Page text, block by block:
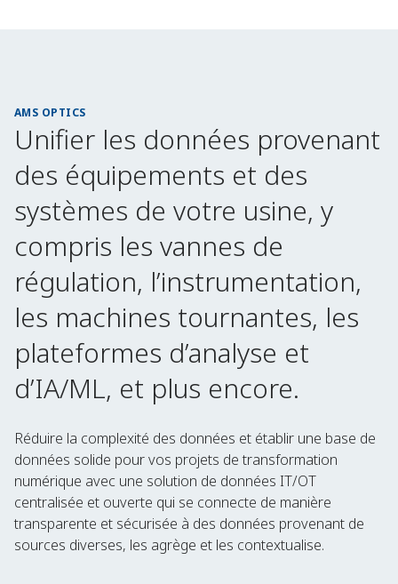
AMS OPTICS
Unifier les données provenant
des équipements et des
systèmes de votre usine, y
compris les vannes de
régulation, l’instrumentation,
les machines tournantes, les
plateformes d’analyse et
d’IA/ML, et plus encore.
Réduire la complexité des données et établir une base de
données solide pour vos projets de transformation
numérique avec une solution de données IT/OT
centralisée et ouverte qui se connecte de manière
transparente et sécurisée à des données provenant de
sources diverses, les agrège et les contextualise.